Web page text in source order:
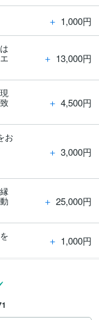
＋ 1,000円
＋ 13,000円
＋ 4,500円
お
＋ 3,000円
＋ 25,000円
＋ 1,000円